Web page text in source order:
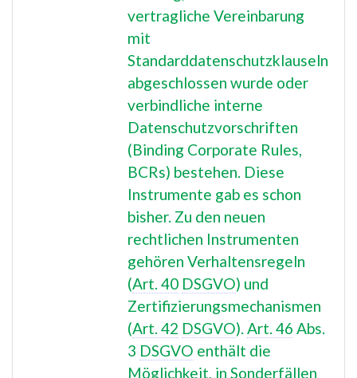
vertragliche Vereinbarung
mit
Standarddatenschutzklauseln
abgeschlossen wurde oder
verbindliche interne
Datenschutzvorschriften
(Binding Corporate Rules,
BCRs) bestehen. Diese
Instrumente gab es schon
bisher. Zu den neuen
rechtlichen Instrumenten
gehören Verhaltensregeln
(Art. 40 DSGVO) und
Zertifizierungsmechanismen
(Art. 42 DSGVO).Art. 46 Abs.
3 DSGVO enthält die
Möglichkeit, in Sonderfällen